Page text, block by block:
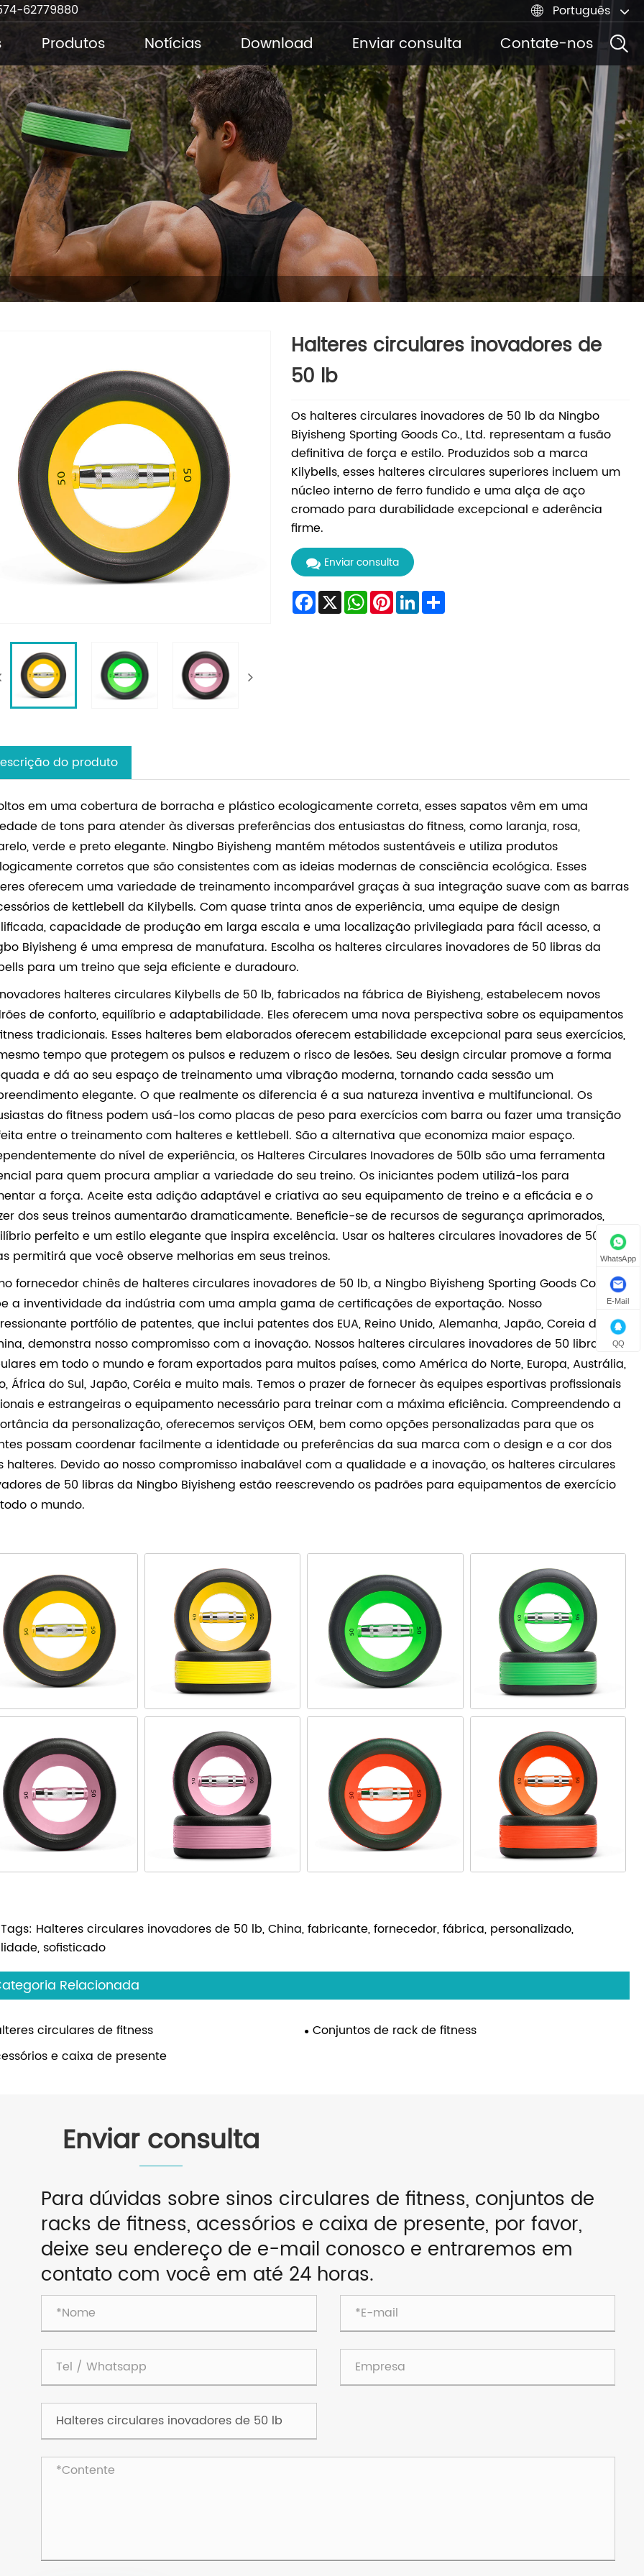
62779880  Português
Produtos Notícias Download Enviar consulta Contate-nos
Halteres circulares inovadores de
50 lb
Os halteres circulares inovadores de 50 lb da Ningbo
Biyisheng Sporting Goods Co., Ltd. representam a fusão
definitiva de força e estilo. Produzidos sob a marca
Kilybells, esses halteres circulares superiores incluem um
núcleo interno de ferro fundido e uma alça de aço
cromado para durabilidade excepcional e aderência
firme.
Enviar consulta
Facebook
X WhatsApp
Pinterest
LinkedInShare
do produto
em uma cobertura de borracha e plástico ecologicamente correta, esses sapatos vêm em uma
de tons para atender às diversas preferências dos entusiastas do fitness, como laranja, rosa,
verde e preto elegante. Ningbo Biyisheng mantém métodos sustentáveis ​​e utiliza produtos
corretos que são consistentes com as ideias modernas de consciência ecológica. Esses
oferecem uma variedade de treinamento incomparável graças à sua integração suave com as barras
de kettlebell da Kilybells. Com quase trinta anos de experiência, uma equipe de design
capacidade de produção em larga escala e uma localização privilegiada para fácil acesso, a
Biyisheng é uma empresa de manufatura. Escolha os halteres circulares inovadores de 50 libras da
para um treino que seja eficiente e duradouro.
halteres circulares Kilybells de 50 lb, fabricados na fábrica de Biyisheng, estabelecem novos
de conforto, equilíbrio e adaptabilidade. Eles oferecem uma nova perspectiva sobre os equipamentos
tradicionais. Esses halteres bem elaborados oferecem estabilidade excepcional para seus exercícios,
tempo que protegem os pulsos e reduzem o risco de lesões. Seu design circular promove a forma
e dá ao seu espaço de treinamento uma vibração moderna, tornando cada sessão um
elegante. O que realmente os diferencia é a sua natureza inventiva e multifuncional. Os
do fitness podem usá-los como placas de peso para exercícios com barra ou fazer uma transição
entre o treinamento com halteres e kettlebell. São a alternativa que economiza maior espaço.
do nível de experiência, os Halteres Circulares Inovadores de 50lb são uma ferramenta
para quem procura ampliar a variedade do seu treino. Os iniciantes podem utilizá-los para
a força. Aceite esta adição adaptável e criativa ao seu equipamento de treino e a eficácia e o
dos seus treinos aumentarão dramaticamente. Beneficie-se de recursos de segurança aprimorados,
perfeito e um estilo elegante que inspira excelência. Usar os halteres circulares inovadores de 50
permitirá que você observe melhorias em seus treinos.
fornecedor chinês de halteres circulares inovadores de 50 lb, a Ningbo Biyisheng Sporting Goods Co., Ltd.
a inventividade da indústria com uma ampla gama de certificações de exportação. Nosso
portfólio de patentes, que inclui patentes dos EUA, Reino Unido, Alemanha, Japão, Coreia do Sul
demonstra nosso compromisso com a inovação. Nossos halteres circulares inovadores de 50 libras são
em todo o mundo e foram exportados para muitos países, como América do Norte, Europa, Austrália,
África do Sul, Japão, Coréia e muito mais. Temos o prazer de fornecer às equipes esportivas profissionais
e estrangeiras o equipamento necessário para treinar com a máxima eficiência. Compreendendo a
da personalização, oferecemos serviços OEM, bem como opções personalizadas para que os
possam coordenar facilmente a identidade ou preferências da sua marca com o design e a cor dos
halteres. Devido ao nosso compromisso inabalável com a qualidade e a inovação, os halteres circulares
de 50 libras da Ningbo Biyisheng estão reescrevendo os padrões para equipamentos de exercício
o mundo.
Halteres circulares inovadores de 50 lb, China, fabricante, fornecedor, fábrica, personalizado,
sofisticado
Relacionada
circulares de fitness
Conjuntos de rack de fitness
e caixa de presente
Enviar consulta
Para dúvidas sobre sinos circulares de fitness, conjuntos de
racks de fitness, acessórios e caixa de presente, por favor,
deixe seu endereço de e-mail conosco e entraremos em
contato com você em até 24 horas.
WhatsApp
E-Mail
QQ